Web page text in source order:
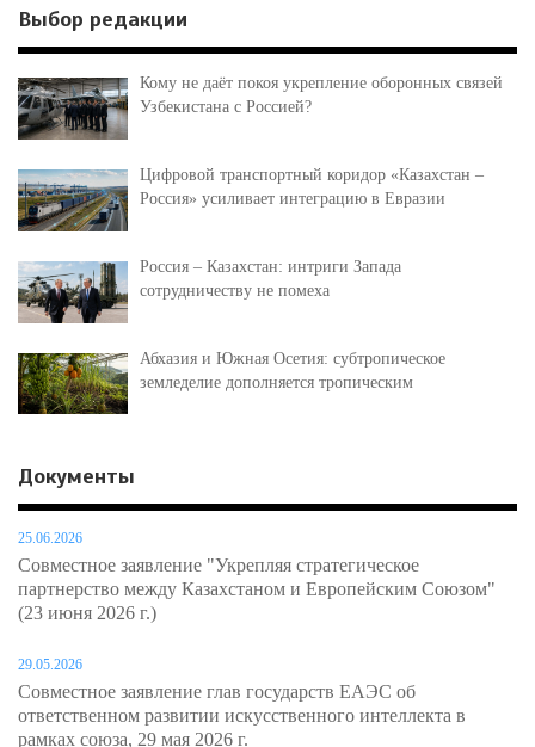
Выбор редакции
Кому не даёт покоя укрепление оборонных связей
Узбекистана с Россией?
Цифровой транспортный коридор «Казахстан –
Россия» усиливает интеграцию в Евразии
Россия – Казахстан: интриги Запада
сотрудничеству не помеха
Абхазия и Южная Осетия: субтропическое
земледелие дополняется тропическим
Документы
25.06.2026
Совместное заявление "Укрепляя стратегическое
партнерство между Казахстаном и Европейским Союзом"
(23 июня 2026 г.)
29.05.2026
Совместное заявление глав государств ЕАЭС об
ответственном развитии искусственного интеллекта в
рамках союза, 29 мая 2026 г.